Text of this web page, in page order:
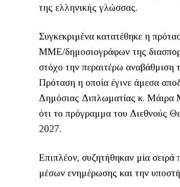
της ελληνικής γλώσσας.
Συγκεκριμένα κατατέθηκε η
ΜΜΕ/δημοσιογράφων της
στόχο την περαιτέρω αναβάθμιση
Πρόταση η οποία έγινε άμεσα
Δημόσιας Διπλωματίας κ. Μάιρα
ότι το πρόγραμμα του Διεθνούς
2027.
Επιπλέον, συζητήθηκαν μία
μέσων ενημέρωσης και την